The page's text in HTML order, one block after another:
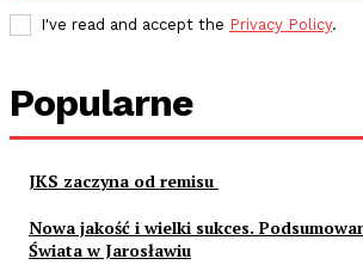
I've read and accept the Privacy Policy.
Popularne
JKS zaczyna od remisu
Nowa jakość i wielki sukces.
Świata w Jarosławiu